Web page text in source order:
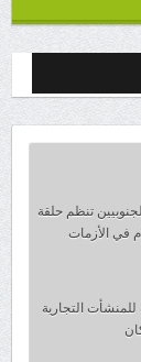
تنظم حلقة
في الأزمات
التجارية